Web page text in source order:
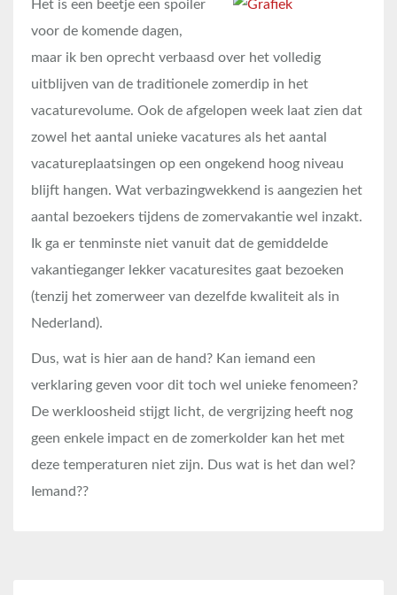
Het is een beetje een spoiler
voor de komende dagen,
maar ik ben oprecht verbaasd over het volledig
uitblijven van de traditionele zomerdip in het
vacaturevolume. Ook de afgelopen week laat zien dat
zowel het aantal unieke vacatures als het aantal
vacatureplaatsingen op een ongekend hoog niveau
blijft hangen. Wat verbazingwekkend is aangezien het
aantal bezoekers tijdens de zomervakantie wel inzakt.
Ik ga er tenminste niet vanuit dat de gemiddelde
vakantieganger lekker vacaturesites gaat bezoeken
(tenzij het zomerweer van dezelfde kwaliteit als in
Nederland).
Dus, wat is hier aan de hand? Kan iemand een
verklaring geven voor dit toch wel unieke fenomeen?
De werkloosheid stijgt licht, de vergrijzing heeft nog
geen enkele impact en de zomerkolder kan het met
deze temperaturen niet zijn. Dus wat is het dan wel?
Iemand??